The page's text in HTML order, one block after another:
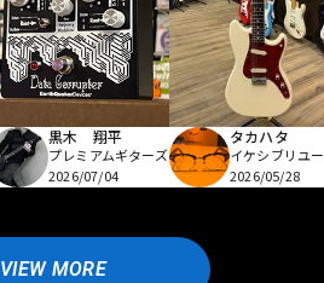
黒木 翔平
プレミアムギターズ
2026/07/04
タカハタ
イケシブリユ
2026/05/28
VIEW MORE